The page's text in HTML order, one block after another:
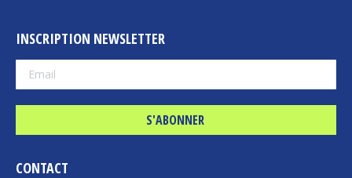
INSCRIPTION NEWSLETTER
CONTACT